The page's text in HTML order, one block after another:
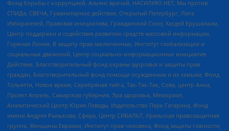
Фонд борьбы с коррупцией, Альянс врачей, НАСИЛИЮ.НЕТ, Мы против
СПИДа, СВЕЧА, Гуманитарное действие, Открытый Петербург, Лига
Избирателей, Правовая инициатива, Гражданский Союз, Хасдей Ерушалаим,
Центр поддержки и содействия развитию средств массовой информации,
Горячая Линия, В защиту прав заключенных, Институт глобализации и
социальных движений, Центр социально-информационных инициатив
Действие, Благотворительный фонд охраны здоровья и защиты прав
граждан, Благотворительный фонд помощи осужденным и их семьям, Фонд
Тольятти, Новое время, Серебряная тайга, Так-Так-Так, Сова, центр Анна,
Проект Апрель, Самарская губерния, Эра здоровья, Мемориал,
Аналитический Центр Юрия Левады, Издательство Парк Гагарина, Фонд
имени Андрея Рылькова, Сфера, Центр СИБАЛЬТ, Уральская правозащитная
группа, Женщины Евразии, Институт прав человека, Фонд защиты гласности,